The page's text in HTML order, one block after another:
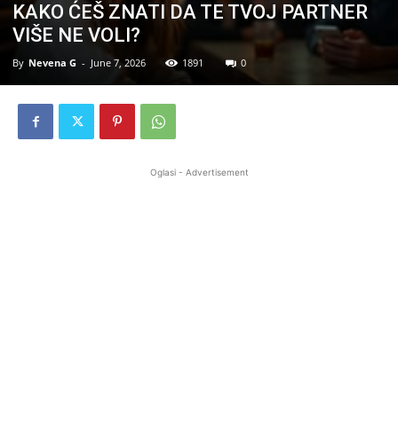
KAKO ĆEŠ ZNATI DA TE TVOJ PARTNER
VIŠE NE VOLI?
By Nevena G - June 7, 2026 1891 0
Oglasi - Advertisement